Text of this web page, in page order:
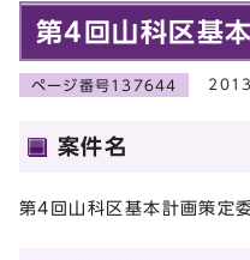
第4回山科区基
ページ番号137644
案件名
第4回山科区基本計画策定